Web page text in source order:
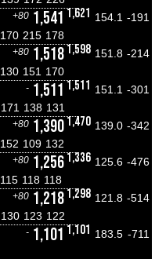
+80 1,541 1,621 154.1 -191
170 215 178
+80 1,518 1,598 151.8 -214
130 151 170
- 1,511 1,511 151.1 -301
171 138 131
+80 1,390 1,470 139.0 -342
152 109 132
+80 1,256 1,336 125.6 -476
115 118 118
+80 1,218 1,298 121.8 -514
130 123 122
- 1,101 1,101 183.5 -711